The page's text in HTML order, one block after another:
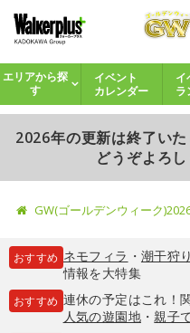
エリアから探
す
イベント
カレンダー
イ
ラ
2026年の更新は終了い
どうぞよろし
GW(ゴールデンウィーク
おすすめ ネモフィラ ・ 潮干狩り
情報を大特集
おすすめ 連休の予定はこれ！
人気の遊園地・親子